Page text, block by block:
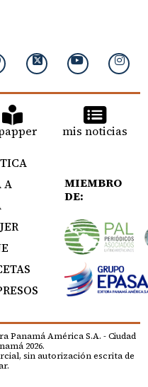
mis noticias
A
MIEMBRO
DE:
Panamá América S.A. - Ciudad
2026.
sin autorización escrita de